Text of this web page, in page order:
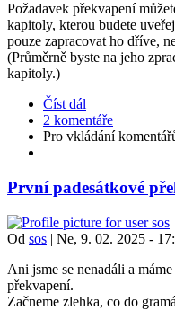
Požadavek překvapení
kapitoly, kterou budete
pouze zapracovat ho dříve,
(Průměrně byste na jeho
kapitoly.)
Číst dál
2 komentáře
Pro vkládání
První padesátkové
Od sos | Ne, 9. 02. 2025 -
Ani jsme se nenadáli a
překvapení.
Začneme zlehka, co do